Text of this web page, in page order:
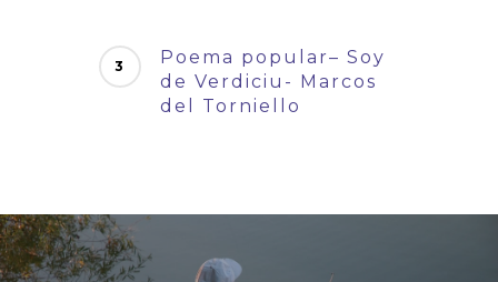
Poema popular– Soy
de Verdiciu- Marcos
del Torniello